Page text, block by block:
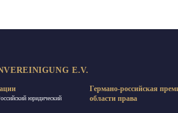
E.V.
юридический
Германо-российская
области права